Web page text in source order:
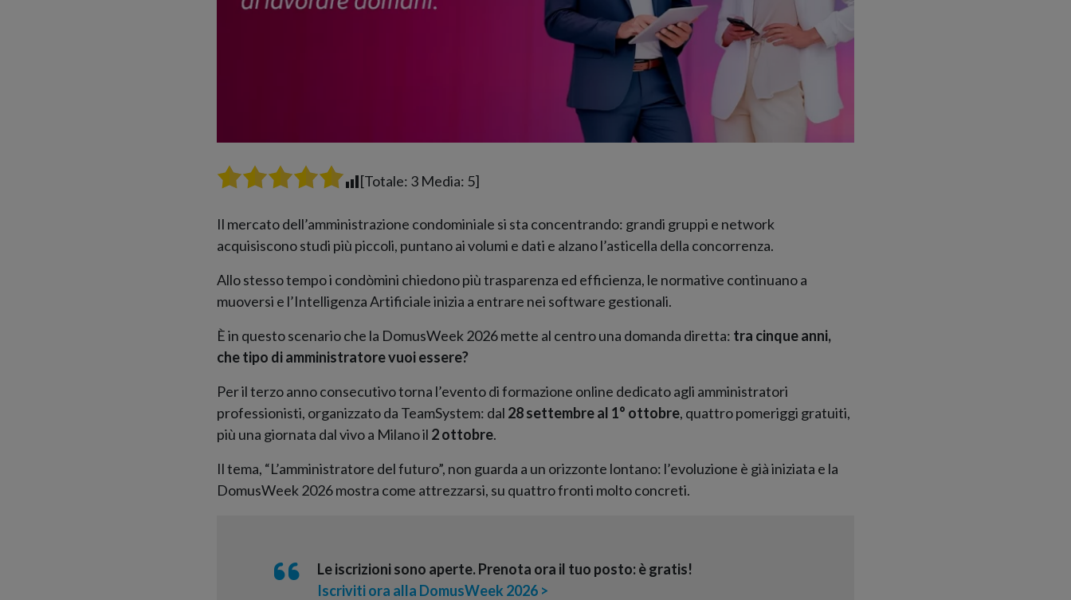
[Totale: 3 Media: 5]
Il mercato dell’amministrazione condominiale si sta concentrando: grandi gruppi e network
acquisiscono studi più piccoli, puntano ai volumi e dati e alzano l’asticella della concorrenza.
Allo stesso tempo i condòmini chiedono più trasparenza ed efficienza, le normative continuano a
muoversi e l’Intelligenza Artificiale inizia a entrare nei software gestionali.
È in questo scenario che la DomusWeek 2026 mette al centro una domanda diretta: tra cinque anni,
che tipo di amministratore vuoi essere?
Per il terzo anno consecutivo torna l’evento di formazione online dedicato agli amministratori
professionisti, organizzato da TeamSystem: dal 28 settembre al 1° ottobre, quattro pomeriggi gratuiti,
più una giornata dal vivo a Milano il 2 ottobre.
Il tema, “L’amministratore del futuro”, non guarda a un orizzonte lontano: l’evoluzione è già iniziata e la
DomusWeek 2026 mostra come attrezzarsi, su quattro fronti molto concreti.
Le iscrizioni sono aperte. Prenota ora il tuo posto: è gratis!
Iscriviti ora alla DomusWeek 2026 >